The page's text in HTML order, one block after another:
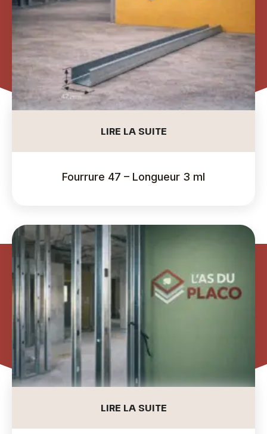
LIRE LA SUITE
Fourrure 47 – Longueur 3 ml
LIRE LA SUITE